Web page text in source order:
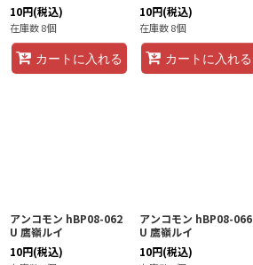
10円(税込)
在庫数 8個
カートに入れる
10円(税込)
在庫数 8個
カートに入れる
アンコモン hBP08-062
U 鷹嶺ルイ
10円(税込)
アンコモン hBP08-066
U 鷹嶺ルイ
10円(税込)